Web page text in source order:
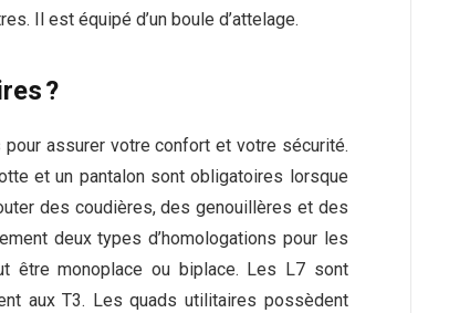
Il est équipé d’un boule d’attelage.
?
assurer votre confort et votre sécurité.
et un pantalon sont obligatoires lorsque
des coudières, des genouillères et des
deux types d’homologations pour les
être monoplace ou biplace. Les L7 sont
aux T3. Les quads utilitaires possèdent